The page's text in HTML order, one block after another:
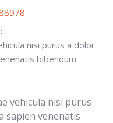
nisi purus a dolor.
bibendum.
vehicula nisi purus
sapien venenatis